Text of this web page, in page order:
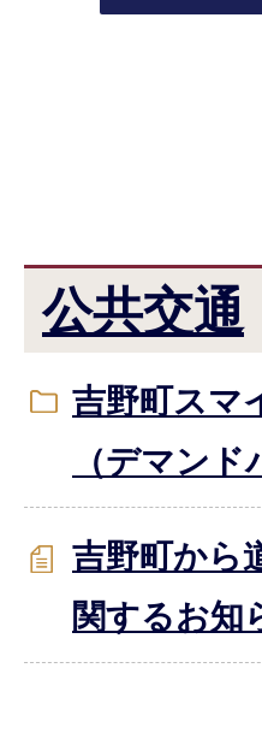
公共交通
吉野町スマ
（デマンド
吉野町から
関するお知